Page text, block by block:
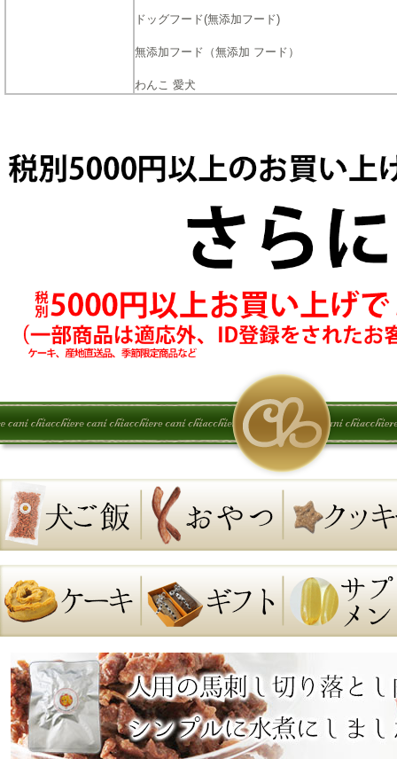
ドッグフード(無添加フード)
無添加フード（無添加 フード）
わんこ 愛犬